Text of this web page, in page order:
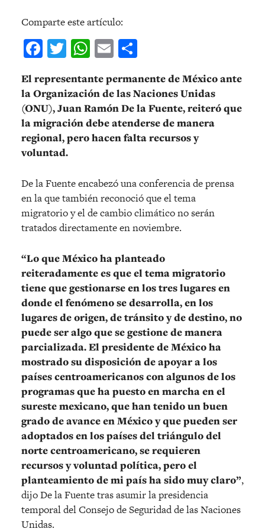
Comparte este artículo:
Facebook
Twitter
WhatsApp
Email
El representante permanente de México ante
la Organización de las Naciones Unidas
(ONU), Juan Ramón De la Fuente, reiteró que
la migración debe atenderse de manera
regional, pero hacen falta recursos y
voluntad.
De la Fuente encabezó una conferencia de prensa
en la que también reconoció que el tema
migratorio y el de cambio climático no serán
tratados directamente en noviembre.
“Lo que México ha planteado
reiteradamente es que el tema migratorio
tiene que gestionarse en los tres lugares en
donde el fenómeno se desarrolla, en los
lugares de origen, de tránsito y de destino, no
puede ser algo que se gestione de manera
parcializada. El presidente de México ha
mostrado su disposición de apoyar a los
países centroamericanos con algunos de los
programas que ha puesto en marcha en el
sureste mexicano, que han tenido un buen
grado de avance en México y que pueden ser
adoptados en los países del triángulo del
norte centroamericano, se requieren
recursos y voluntad política, pero el
planteamiento de mi país ha sido muy claro”,
dijo De la Fuente tras asumir la presidencia
temporal del Consejo de Seguridad de las Naciones
Unidas.